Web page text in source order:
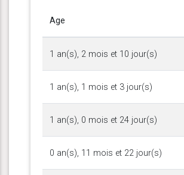
Age
1 an(s), 2 mois et 10 jour(s)
1 an(s), 1 mois et 3 jour(s)
1 an(s), 0 mois et 24 jour(s)
0 an(s), 11 mois et 22 jour(s)